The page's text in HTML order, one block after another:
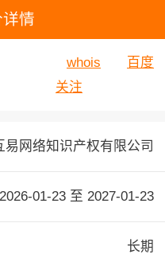
情
whois
百度
关注
易网络知识产权有限公司
2026-01-23 至 2027-01-23
长期